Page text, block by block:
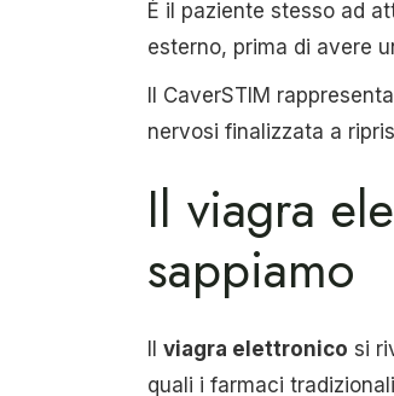
È il paziente stesso ad
esterno, prima di avere
Il CaverSTIM
nervosi finalizzata a
Il viagra
sappiamo
viagra elettronico si
quali i farmaci